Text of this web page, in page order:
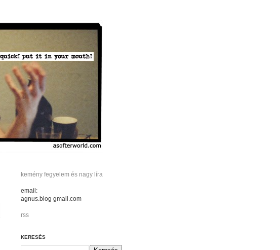
kemény fegyelem és nagy líra
email:
agnus.blog gmail.com
rss
KERESÉS